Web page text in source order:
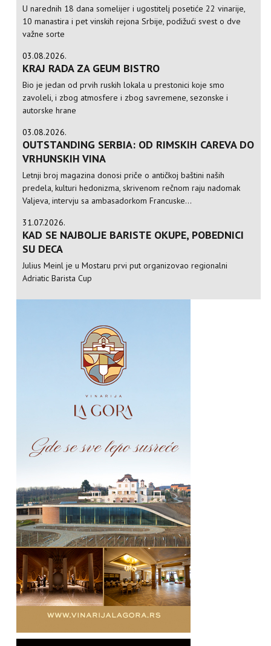
U narednih 18 dana somelijer i ugostitelj posetiće 22 vinarije,
10 manastira i pet vinskih rejona Srbije, podižući svest o dve
važne sorte
03.08.2026.
KRAJ RADA ZA GEUM BISTRO
Bio je jedan od prvih ruskih lokala u prestonici koje smo
zavoleli, i zbog atmosfere i zbog savremene, sezonske i
autorske hrane
03.08.2026.
OUTSTANDING SERBIA: OD RIMSKIH CAREVA DO
VRHUNSKIH VINA
Letnji broj magazina donosi priče o antičkoj baštini naših
predela, kulturi hedonizma, skrivenom rečnom raju nadomak
Valjeva, intervju sa ambasadorkom Francuske...
31.07.2026.
KAD SE NAJBOLJE BARISTE OKUPE, POBEDNICI
SU DECA
Julius Meinl je u Mostaru prvi put organizovao regionalni
Adriatic Barista Cup